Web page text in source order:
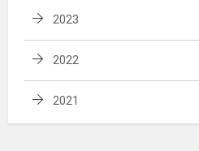
2023
2022
2021